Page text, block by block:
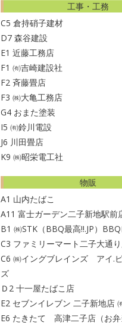
工事・工務
C5 倉持硝子建材
D7 森谷建設
E1 近藤工務店
F1 ㈲吉崎建設社
F2 斉藤畳店
F3 ㈱大亀工務店
G4 おまた塗装
I5 ㈲鈴川電設
J6 川田畳店
K9 ㈱昭栄電工社
物販
A1 山内たばこ
A11 富士ガーデン二子新地駅前
B1 ㈱STK（BBQ最高!!.JP）
C3 ファミリーマート二子大通
C6 ㈱イングブレインズ アイ.
ズ
Ｄ2 十一屋たばこ店
E2 セブンイレブン 二子新地店
E6 たきたて 高津二子店（お弁